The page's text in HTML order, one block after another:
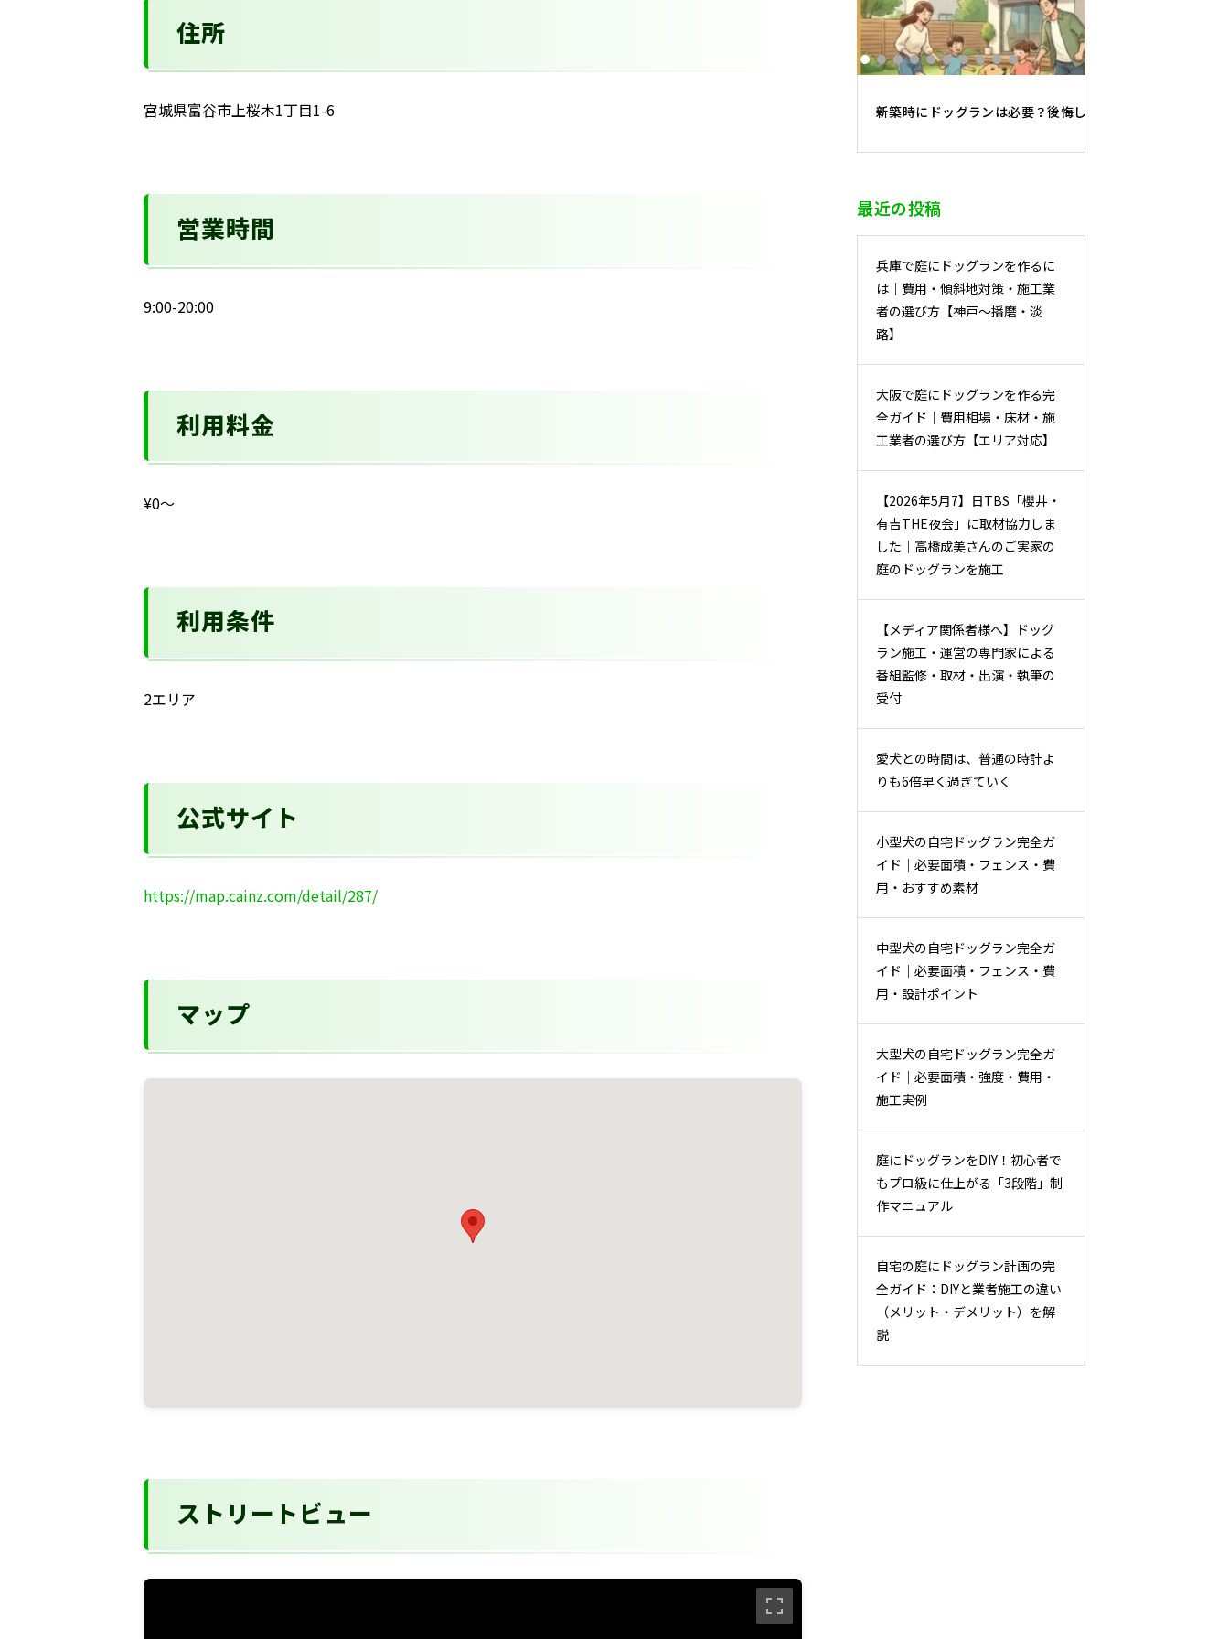
住所
宮城県富谷市上桜木1丁目1-6
営業時間
9:00-20:00
利用料金
¥0〜
利用条件
2エリア
公式サイト
https://map.cainz.com/detail/287/
マップ
ストリートビュー
新築時にドッグランは必要？後悔しないために知っておく
最近の投稿
兵庫で庭にドッグランを作るに
は｜費用・傾斜地対策・施工業
者の選び方【神戸〜播磨・淡
路】
大阪で庭にドッグランを作る完
全ガイド｜費用相場・床材・施
工業者の選び方【エリア対応】
【2026年5月7】日TBS「櫻井・
有吉THE夜会」に取材協力しま
した｜高橋成美さんのご実家の
庭のドッグランを施工
【メディア関係者様へ】ドッグ
ラン施工・運営の専門家による
番組監修・取材・出演・執筆の
受付
愛犬との時間は、普通の時計よ
りも6倍早く過ぎていく
小型犬の自宅ドッグラン完全ガ
イド｜必要面積・フェンス・費
用・おすすめ素材
中型犬の自宅ドッグラン完全ガ
イド｜必要面積・フェンス・費
用・設計ポイント
大型犬の自宅ドッグラン完全ガ
イド｜必要面積・強度・費用・
施工実例
庭にドッグランをDIY！初心者で
もプロ級に仕上がる「3段階」制
作マニュアル
自宅の庭にドッグラン計画の完
全ガイド：DIYと業者施工の違い
（メリット・デメリット）を解
説